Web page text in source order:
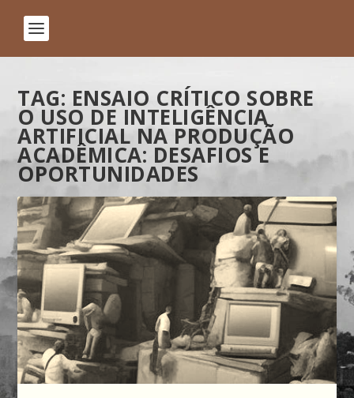
TAG: ENSAIO CRÍTICO SOBRE
O USO DE INTELIGÊNCIA
ARTIFICIAL NA PRODUÇÃO
ACADÊMICA: DESAFIOS E
OPORTUNIDADES